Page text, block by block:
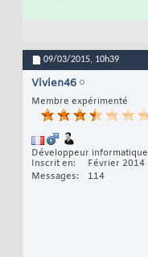
09/03/2015, 10h39
Vivien46
Membre expérimenté
Développeur informatique
Inscrit en
Février 2014
Messages
114